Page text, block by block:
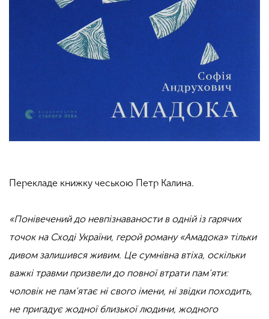
Перекладе книжку чеською Петр Калина.
«Понівечений до невпізнаваности в одній із гарячих
точок на Сході України, герой роману «Амадока» тільки
дивом залишився живим. Це сумнівна втіха, оскільки
важкі травми призвели до повної втрати пам’яти:
чоловік не пам’ятає ні свого імени, ні звідки походить,
не пригадує жодної близької людини, жодного